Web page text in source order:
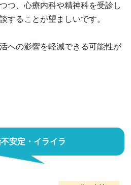
つ、心療内科や精神科を受診し
することが望ましいです。
への影響を軽減できる可能性が
安定・イライラ